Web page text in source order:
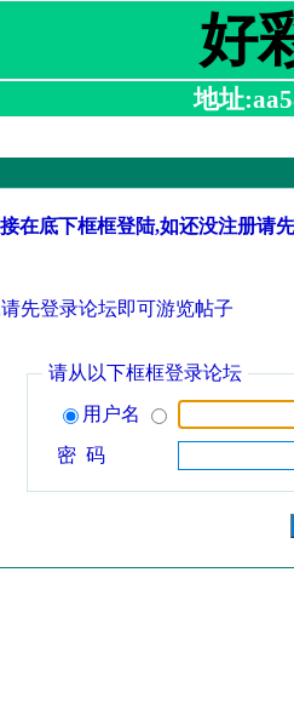
好
地址
在底下框框登陆,如还没注册请
先登录论坛即可游览帖子
请从以下框框登录论坛
用户名
密 码